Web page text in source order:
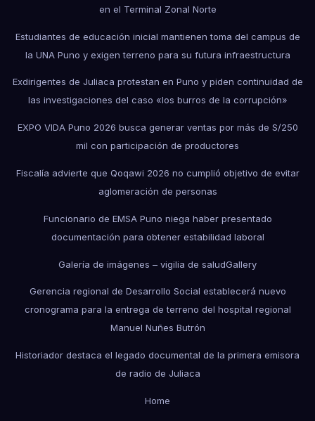
en el Terminal Zonal Norte
Estudiantes de educación inicial mantienen toma del campus de
la UNA Puno y exigen terreno para su futura infraestructura
Exdirigentes de Juliaca protestan en Puno y piden continuidad de
las investigaciones del caso «los burros de la corrupción»
EXPO VIDA Puno 2026 busca generar ventas por más de S/250
mil con participación de productores
Fiscalía advierte que Qoqawi 2026 no cumplió objetivo de evitar
aglomeración de personas
Funcionario de EMSA Puno niega haber presentado
documentación para obtener estabilidad laboral
Galería de imágenes – vigilia de saludGallery
Gerencia regional de Desarrollo Social establecerá nuevo
cronograma para la entrega de terreno del hospital regional
Manuel Nuñes Butrón
Historiador destaca el legado documental de la primera emisora
de radio de Juliaca
Home